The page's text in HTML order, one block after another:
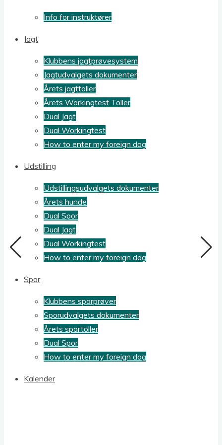
Info for instruktører
Jagt
Klubbens jagtprøvesystem
Jagtudvalgets dokumenter
Årets jagttoller
Årets Workingtest Toller
Dual Jagt
Dual Workingtest
How to enter my foreign dog
Udstilling
Udstillingsudvalgets dokumenter
Årets hunde
Dual Spor
Dual Jagt
Dual Workingtest
How to enter my foreign dog
Spor
Klubbens sporprøver
Sporudvalgets dokumenter
Årets sportoller
Dual Spor
How to enter my foreign dog
Kalender